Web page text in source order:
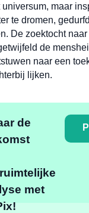
maar
te dromen,
De zoektocht
de
naar een
lijken.
de
met